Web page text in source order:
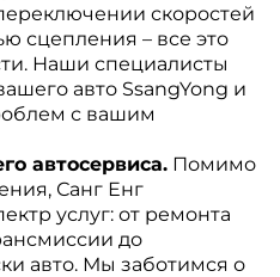
скоростей
сцепления – все это
Наши специалисты
авто SsangYong и
с вашим
автосервиса.Помимо
Санг Енг
услуг: от ремонта
до
авто. Мы заботимся о